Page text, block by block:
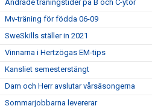
Ändrade träningstider på B och C-ytor
Mv-träning för födda 06-09
SweSkills ställer in 2021
Vinnarna i Hertzögas EM-tips
Kansliet semesterstängt
Dam och Herr avslutar vårsäsongerna
Sommarjobbarna levererar